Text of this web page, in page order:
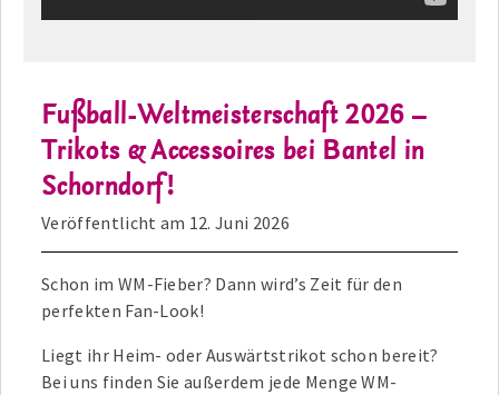
Fußball-Weltmeisterschaft 2026 –
Trikots & Accessoires bei Bantel in
Schorndorf!
Veröffentlicht am 12. Juni 2026
Schon im WM-Fieber? Dann wird’s Zeit für den
perfekten Fan-Look!
Liegt ihr Heim- oder Auswärtstrikot schon bereit?
Bei uns finden Sie außerdem jede Menge WM-